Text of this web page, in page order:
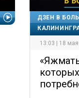
ДЗЕН В
13:03 | 18